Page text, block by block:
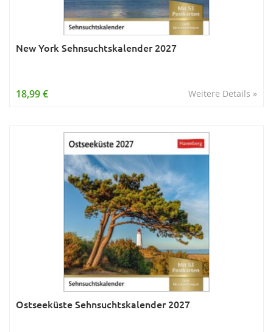
New York Sehnsuchtskalender 2027
Weitere Details »
18,99 €
Ostseeküste Sehnsuchtskalender 2027